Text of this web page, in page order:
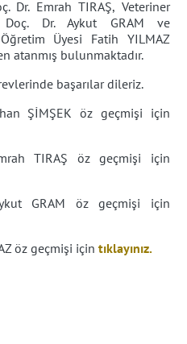
Dr. Emrah TIRAŞ, Veteriner
Dr. Aykut GRAM ve
Üyesi Fatih YILMAZ
atanmış bulunmaktadır.
başarılar dileriz.
ŞİMŞEKöz geçmişi için
TIRAŞ öz geçmişi için
GRAM öz geçmişi için
öz geçmişi için tıklayınız.